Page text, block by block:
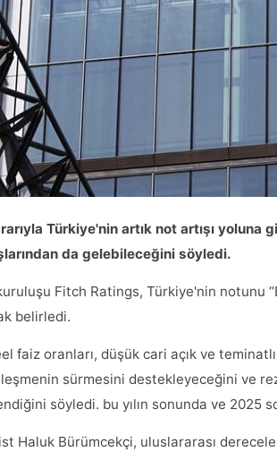
Türkiye'nin artık not artışı yoluna
da gelebileceğini söyledi.
Fitch Ratings, Türkiye'nin notunu
belirledi.
faiz oranları, düşük cari açık ve
sürmesini destekleyeceğini ve
söyledi. bu yılın sonunda ve 2025
Haluk Bürümcekçi, uluslararası